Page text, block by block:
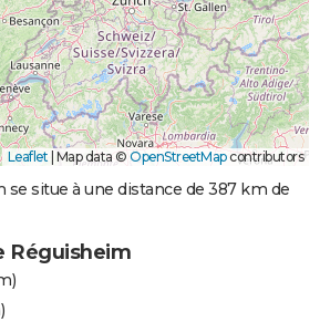
Leaflet Map data © OpenStreetMapcontributors
se situe à une distance de 387 km de
Réguisheim